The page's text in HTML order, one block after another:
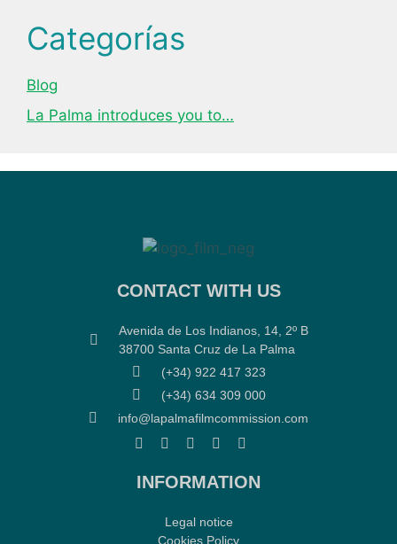
Categorías
Blog
La Palma introduces you to…
CONTACT WITH US
Avenida de Los Indianos, 14, 2º B
38700 Santa Cruz de La Palma
(+34) 922 417 323
(+34) 634 309 000
info@lapalmafilmcommission.com
INFORMATION
Legal notice
Cookies Policy